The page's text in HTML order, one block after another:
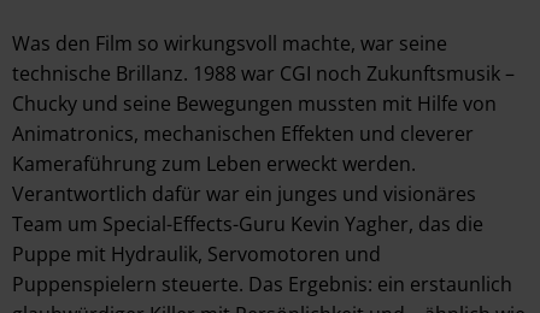
Was den Film so wirkungsvoll machte, war seine
technische Brillanz. 1988 war CGI noch Zukunftsmusik –
Chucky und seine Bewegungen mussten mit Hilfe von
Animatronics, mechanischen Effekten und cleverer
Kameraführung zum Leben erweckt werden.
Verantwortlich dafür war ein junges und visionäres
Team um Special-Effects-Guru Kevin Yagher, das die
Puppe mit Hydraulik, Servomotoren und
Puppenspielern steuerte. Das Ergebnis: ein erstaunlich